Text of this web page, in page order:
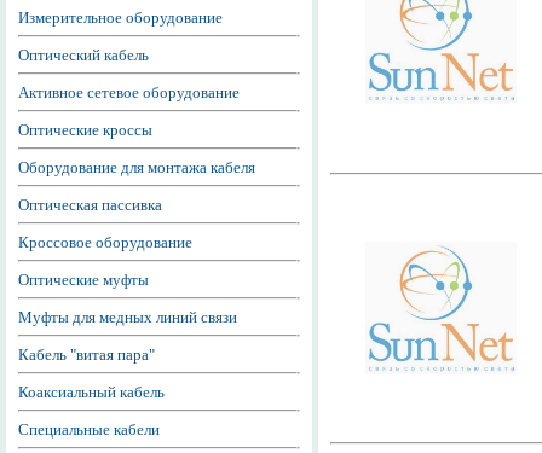
Измерительное оборудование
Оптический кабель
Активное сетевое оборудование
Оптические кроссы
Оборудование для монтажа кабеля
Оптическая пассивка
Кроссовое оборудование
Оптические муфты
Муфты для медных линий связи
Кабель "витая пара"
Коаксиальный кабель
Специальные кабели